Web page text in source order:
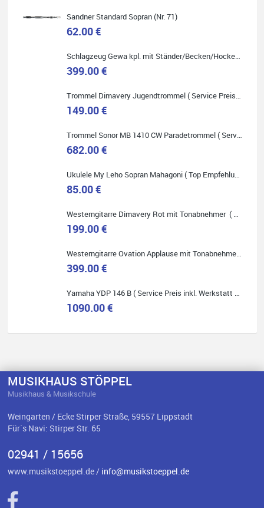
Ich bin super zufrieden mit meiner neuen Ukulele! Einfach am
Freitag vorbeigekommen, eben geklingelt und top beraten
worden. Ich würde den Besuch im Musikgeschäft Stöppel jedem
Quelle: Google-Rezension
Klein...aber fein!
Sandner Standard Sopran (Nr. 71)
62.00 €
Schlagzeug Gewa kpl. mit Ständer/Becken/Hocker DER RENNER ! (Service Preis inkl. Werkstatt Service)
399.00 €
Trommel Dimavery Jugendtrommel ( Service Preis inkl. Werkstatt Service )
149.00 €
Trommel Sonor MB 1410 CW Paradetrommel ( Service Preis inkl. Werkstatt Service )
682.00 €
Ukulele My Leho Sopran Mahagoni ( Top Empfehlung ! )
85.00 €
Westerngitarre Dimavery Rot mit Tonabnehmer ( Service Preis inkl. Werkstatt Service )
199.00 €
Westerngitarre Ovation Applause mit Tonabnehmer ( Service Preis inkl. Werkstatt Service )
399.00 €
Yamaha YDP 146 B ( Service Preis inkl. Werkstatt Service )
1090.00 €
MUSIKHAUS STÖPPEL
Musikhaus & Musikschule
Weingarten / Ecke Stirper Straße, 59557 Lippstadt
Für`s Navi: Stirper Str. 65
02941 / 15656
www.musikstoeppel.de / info@musikstoeppel.de